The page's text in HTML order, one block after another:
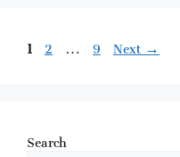
Page
1 Page
2 … Page
9 Next→
Search